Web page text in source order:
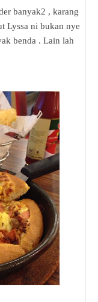
banyak2 , karang
Lyssa ni bukan nye
benda . Lain lah